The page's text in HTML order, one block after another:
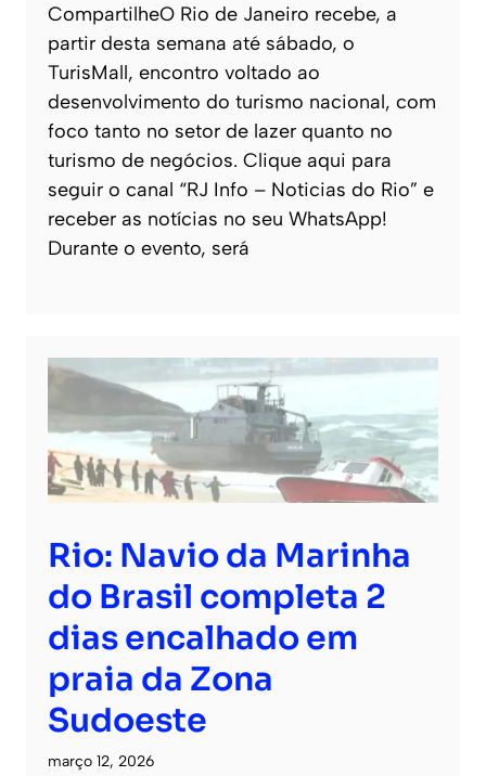
CompartilheO Rio de Janeiro recebe, a
partir desta semana até sábado, o
TurisMall, encontro voltado ao
desenvolvimento do turismo nacional, com
foco tanto no setor de lazer quanto no
turismo de negócios. Clique aqui para
seguir o canal “RJ Info – Noticias do Rio” e
receber as notícias no seu WhatsApp!
Durante o evento, será
Rio: Navio da Marinha
do Brasil completa 2
dias encalhado em
praia da Zona
Sudoeste
março 12, 2026